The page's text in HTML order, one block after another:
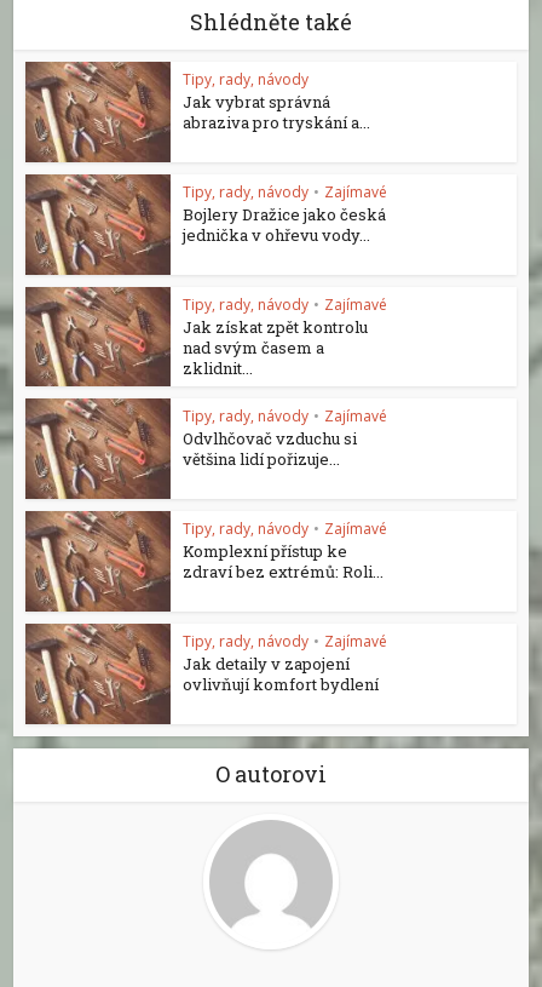
Shlédněte také
Tipy, rady, návody
Jak vybrat správná
abraziva pro tryskání a...
Tipy, rady, návody • Zajímavé
Bojlery Dražice jako česká
jednička v ohřevu vody...
Tipy, rady, návody • Zajímavé
Jak získat zpět kontrolu
nad svým časem a
zklidnit...
Tipy, rady, návody • Zajímavé
Odvlhčovač vzduchu si
většina lidí pořizuje...
Tipy, rady, návody • Zajímavé
Komplexní přístup ke
zdraví bez extrémů: Roli...
Tipy, rady, návody • Zajímavé
Jak detaily v zapojení
ovlivňují komfort bydlení
O autorovi